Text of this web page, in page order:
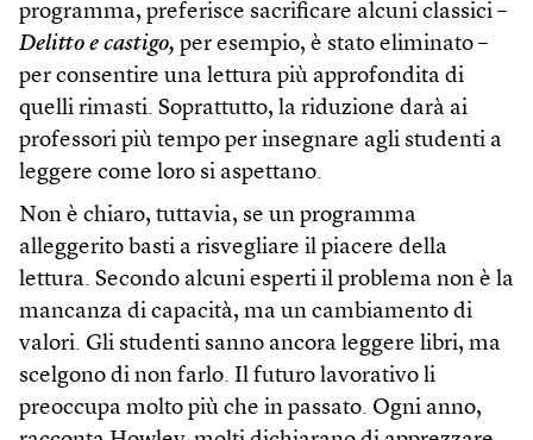
programma, preferisce sacrificare alcuni classici –
Delitto e castigo, per esempio, è stato eliminato –
per consentire una lettura più approfondita di
quelli rimasti. Soprattutto, la riduzione darà ai
professori più tempo per insegnare agli studenti a
leggere come loro si aspettano.
Non è chiaro, tuttavia, se un programma
alleggerito basti a risvegliare il piacere della
lettura. Secondo alcuni esperti il problema non è la
mancanza di capacità, ma un cambiamento di
valori. Gli studenti sanno ancora leggere libri, ma
scelgono di non farlo. Il futuro lavorativo li
preoccupa molto più che in passato. Ogni anno,